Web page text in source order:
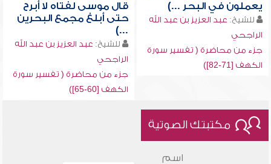
يعملون في البحر ...)
للشيخ: عبد العزيز بن عبد الله
الراجحي
جزء من محاضرة ( تفسير سورة
الكهف [71-82])
قال موسى لفتاه لا أبرح
حتى أبلغ مجمع البحرين
...)
للشيخ: عبد العزيز بن عبد الله
الراجحي
جزء من محاضرة ( تفسير سورة
الكهف [60-65])
مكتبتك الصوتية
اسم